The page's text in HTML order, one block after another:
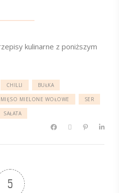
kulinarne z poniższym
CHILLI BUŁKA
MIĘSO MIELONE WOŁOWE SER
SAŁATA
5